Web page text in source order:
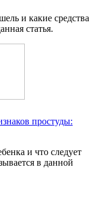
и какие средства
статья.
простуды:
и что следует
в данной